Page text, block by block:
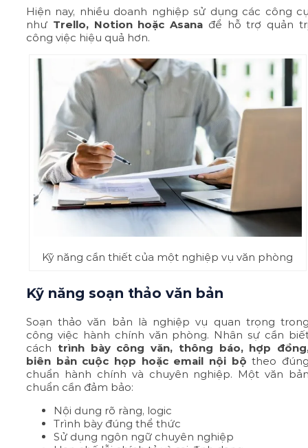
Hiện nay, nhiều doanh nghiệp sử dụng các công
như Trello, Notion hoặc Asana để hỗ trợ quản
công việc hiệu quả hơn.
Kỹ năng cần thiết của một nghiệp vụ văn phòng
Kỹ năng soạn thảo văn bản
Soạn thảo văn bản là nghiệp vụ quan trọng
công việc hành chính văn phòng. Nhân sự cần
cách trình bày công văn, thông báo, hợp
biên bản cuộc họp hoặc email nội bộ theo
chuẩn hành chính và chuyên nghiệp. Một văn
chuẩn cần đảm bảo:
Nội dung rõ ràng, logic
Trình bày đúng thể thức
Sử dụng ngôn ngữ chuyên nghiệp